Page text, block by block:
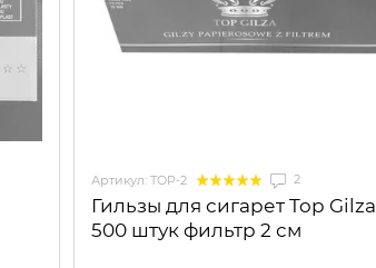
Артикул: TOP-2 2
Гильзы для сигарет Top Gilza
500 штук фильтр 2 см